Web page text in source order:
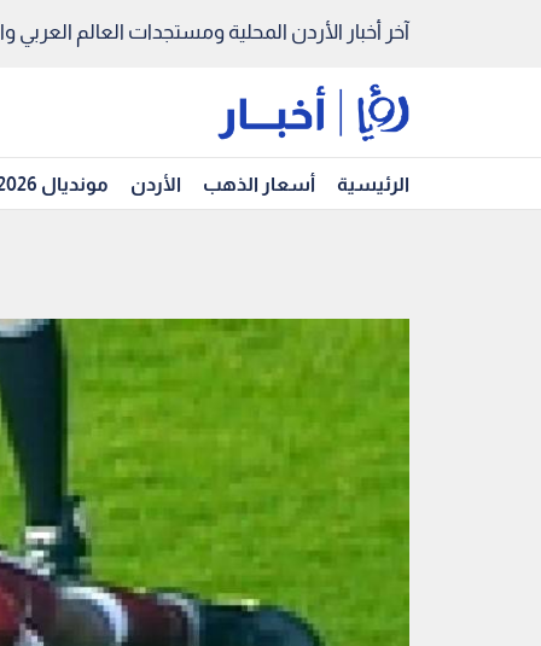
آخر أخبار الأردن المحلية ومستجدات العالم العربي
الرئيسية أسعار الذهب الأردن مونديال 2026